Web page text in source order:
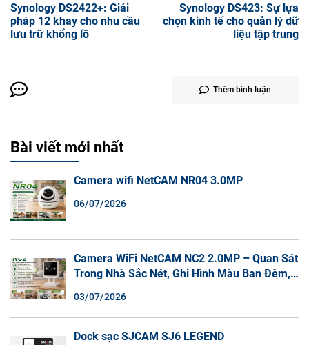
Synology DS2422+: Giải
pháp 12 khay cho nhu cầu
lưu trữ khổng lồ
Synology DS423: Sự lựa
chọn kinh tế cho quản lý dữ
liệu tập trung
Thêm bình luận
Bài viết mới nhất
Camera wifi NetCAM NR04 3.0MP
06/07/2026
Camera WiFi NetCAM NC2 2.0MP – Quan Sát
Trong Nhà Sắc Nét, Ghi Hình Màu Ban Đêm,
03/07/2026
Dock sạc SJCAM SJ6 LEGEND